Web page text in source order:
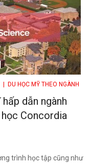
| DU HỌC MỸ THEO NGÀNH
dẫn ngành
Concordia
trình học tập cũng như